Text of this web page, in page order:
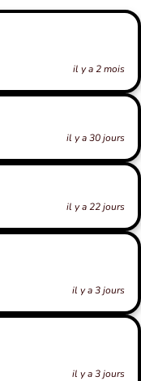
il y a 2 mois
il y a 30 jours
il y a 22 jours
il y a 3 jours
il y a 3 jours